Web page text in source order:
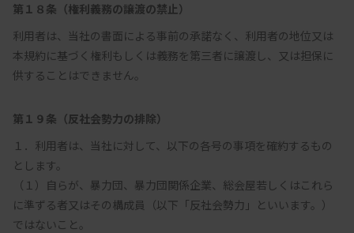
第１８条（権利義務の譲渡の禁止）
利用者は、当社の書面による事前の承諾なく、利用者の地位又は
本規約に基づく権利もしくは義務を第三者に譲渡し、又は担保に
供することはできません。
第１９条（反社会勢力の排除）
１．利用者は、当社に対して、以下の各号の事項を確約するもの
とします。
（１）自らが、暴力団、暴力団関係企業、総会屋若しくはこれら
に準ずる者又はその構成員（以下「反社会勢力」といいます。）
ではないこと。